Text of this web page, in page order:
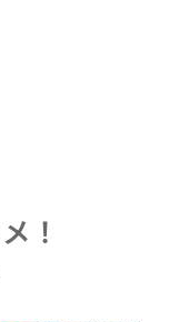
！